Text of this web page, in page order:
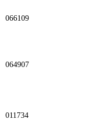
066109
064907
011734